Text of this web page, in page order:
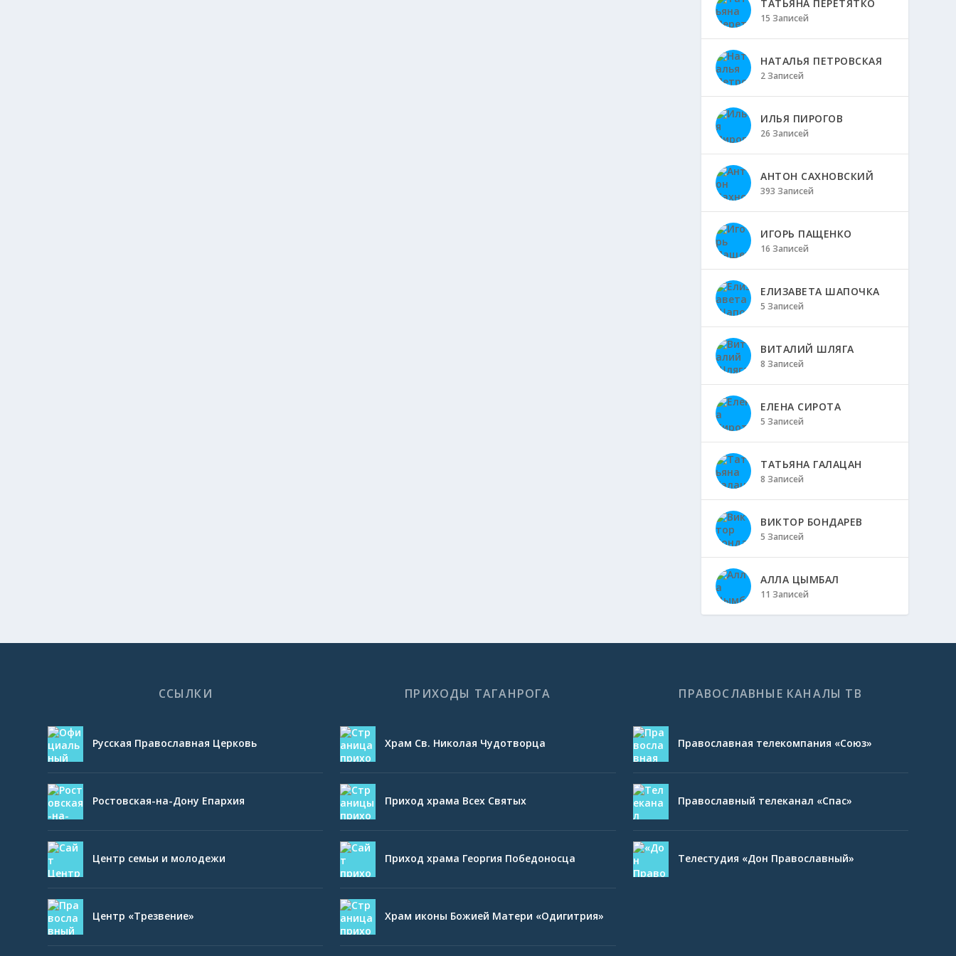
ТАТЬЯНА ПЕРЕТЯТКО
15 Записей
НАТАЛЬЯ ПЕТРОВСКАЯ
2 Записей
ИЛЬЯ ПИРОГОВ
26 Записей
АНТОН САХНОВСКИЙ
393 Записей
ИГОРЬ ПАЩЕНКО
16 Записей
ЕЛИЗАВЕТА ШАПОЧКА
5 Записей
ВИТАЛИЙ ШЛЯГА
8 Записей
ЕЛЕНА СИРОТА
5 Записей
ТАТЬЯНА ГАЛАЦАН
8 Записей
ВИКТОР БОНДАРЕВ
5 Записей
АЛЛА ЦЫМБАЛ
11 Записей
ССЫЛКИ
Русская Православная Церковь
Ростовская-на-Дону Епархия
Центр семьи и молодежи
Центр «Трезвение»
ПРИХОДЫ ТАГАНРОГА
Храм Св. Николая Чудотворца
Приход храма Всех Святых
Приход храма Георгия Победоносца
Храм иконы Божией Матери «Одигитрия»
ПРАВОСЛАВНЫЕ КАНАЛЫ ТВ
Православная телекомпания «Союз»
Православный телеканал «Спас»
Телестудия «Дон Православный»